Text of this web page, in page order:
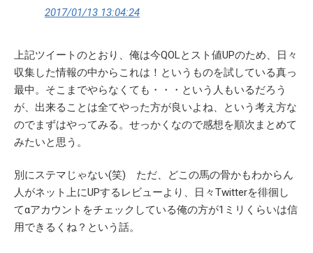
2017/01/13 13:04:24
上記ツイートのとおり、俺は今QOLとスト値UPのため、日々
収集した情報の中からこれは！というものを試している真っ
最中。そこまでやらなくても・・・という人もいるだろう
が、出来ることは全てやった方が良いよね、という考え方な
のでまずはやってみる。せっかくなので感想を順次まとめて
みたいと思う。
別にステマじゃない(笑) ただ、どこの馬の骨かもわからん
人がネット上にUPするレビューより、日々Twitterを徘徊し
てαアカウントをチェックしている俺の方が1ミリくらいは信
用できるくね？という話。